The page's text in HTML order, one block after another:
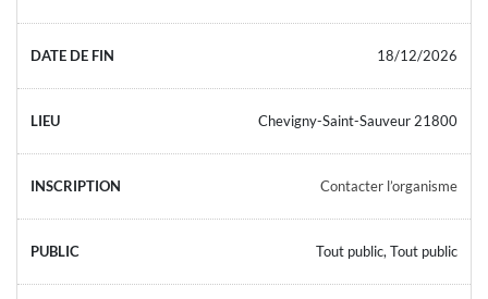
18/12/2026
Chevigny-Saint-Sauveur 21800
Contacter l’organisme
Tout public, Tout public